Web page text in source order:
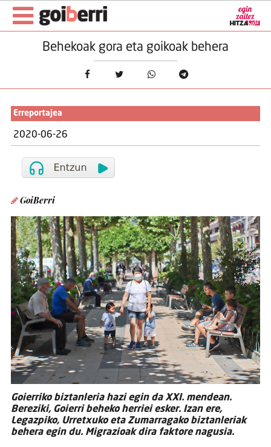
Behekoak gora eta goikoak behera
Erreportajea
2020-06-26
GoiBerri
Goierriko biztanleria hazi egin da XXI. mendean.
Bereziki, Goierri beheko herriei esker. Izan ere,
Legazpiko, Urretxuko eta Zumarragako biztanleriak
behera egin du. Migrazioak dira faktore nagusia.